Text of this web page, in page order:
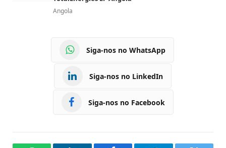
Angola
Siga-nos no WhatsApp
Siga-nos no LinkedIn
Siga-nos no Facebook